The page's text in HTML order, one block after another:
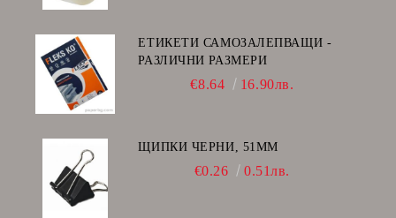
ЕТИКЕТИ САМОЗАЛЕПВАЩИ -
РАЗЛИЧНИ РАЗМЕРИ
€8.64 16.90лв.
ЩИПКИ ЧЕРНИ, 51ММ
€0.26 0.51лв.